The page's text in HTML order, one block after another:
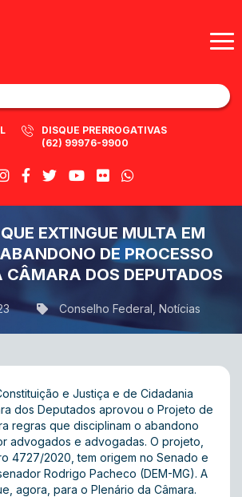
DISQUE PRERROGATIVAS
(62) 99976-9900
EXTINGUE MULTA EM
DE PROCESSO
DOS DEPUTADOS
Conselho Federal Notícias
e Justiça e de Cidadania
dos Deputados aprovou o Projeto de
regras que disciplinam o abandono
advogados e advogadas. O projeto,
4727/2020, tem origem no Senado e
Rodrigo Pacheco (DEM-MG). A
agora, para o Plenário da Câmara.